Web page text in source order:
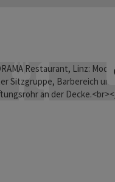
: ABC PANORAMA